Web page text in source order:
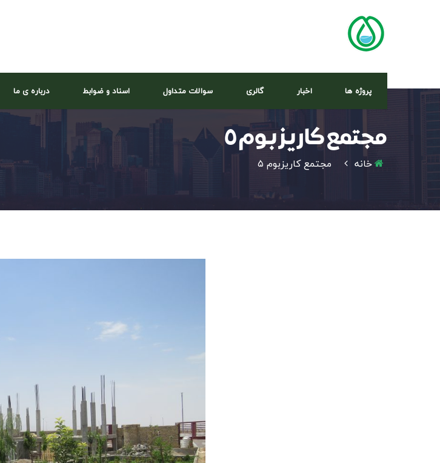
پروژه ها اخبار گالری سوالات متداول اسناد و ضوابط درباره ی ما
مجتمع‌ کاریزبوم ۵
خانه مجتمع‌ کاریزبوم ۵